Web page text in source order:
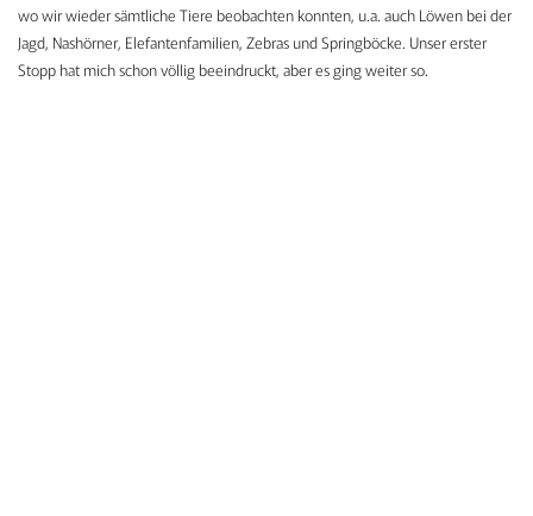
wo wir wieder sämtliche Tiere beobachten konnten, u.a. auch Löwen bei der
Jagd, Nashörner, Elefantenfamilien, Zebras und Springböcke. Unser erster
Stopp hat mich schon völlig beeindruckt, aber es ging weiter so.